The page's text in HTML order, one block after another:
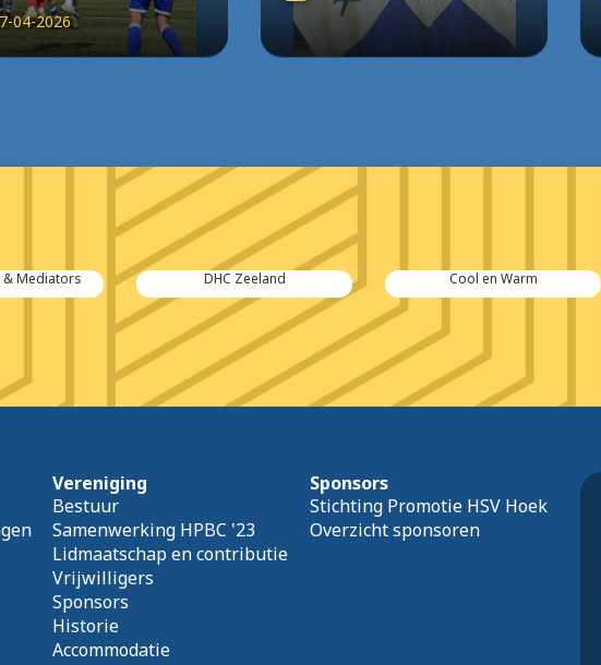
04-2026
& Mediators DHC Zeeland Cool en Warm
Vereniging
Bestuur
Samenwerking HPBC '23
Lidmaatschap en contributie
Vrijwilligers
Sponsors
Historie
Accommodatie
Sponsors
Stichting Promotie HSV Hoek
Overzicht sponsoren